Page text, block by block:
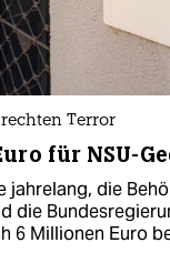
Terror
für NSU-
jahrelang, die
die
6 Millionen Euro